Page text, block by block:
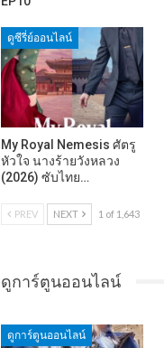
ดูซีรี่ย์ออนไลน์
My Royal Nemesis ศัตรู
หัวใจ นางร้ายวังหลวง
(2026) ซับไทย…
PREV NEXT 1 of 1,643
ดูการ์ตูนออนไลน์
ดูการ์ตูนออนไลน์